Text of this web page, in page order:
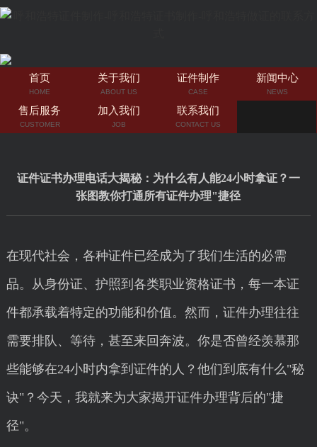
首页
HOME
关于我们
ABOUT US
证件制作
CASE
新闻中心
NEWS
售后服务
CUSTOMER
加入我们
JOB
联系我们
CONTACT US
证件证书办理电话大揭秘：为什么有人能24小时拿证？一
张图教你打通所有证件办理"捷径
在现代社会，各种证件已经成为了我们生活的必需
品。从身份证、护照到各类职业资格证书，每一本证
件都承载着特定的功能和价值。然而，证件办理往往
需要排队、等待，甚至来回奔波。你是否曾经羡慕那
些能够在24小时内拿到证件的人？他们到底有什么"秘
诀"？今天，我就来为大家揭开证件办理背后的"捷
径"。